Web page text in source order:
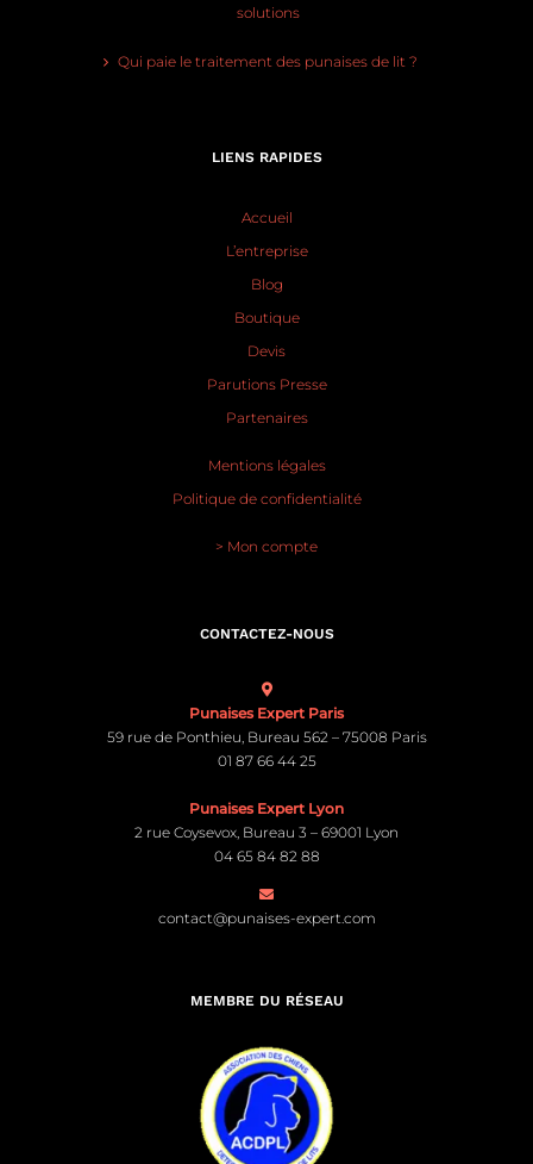
solutions
Qui paie le traitement des punaises de lit ?
LIENS RAPIDES
Accueil
L’entreprise
Blog
Boutique
Devis
Parutions Presse
Partenaires
Mentions légales
Politique de confidentialité
> Mon compte
CONTACTEZ-NOUS
Punaises Expert Paris
59 rue de Ponthieu, Bureau 562 – 75008 Paris
01 87 66 44 25
Punaises Expert Lyon
2 rue Coysevox, Bureau 3 – 69001 Lyon
04 65 84 82 88
contact@punaises-expert.com
MEMBRE DU RÉSEAU